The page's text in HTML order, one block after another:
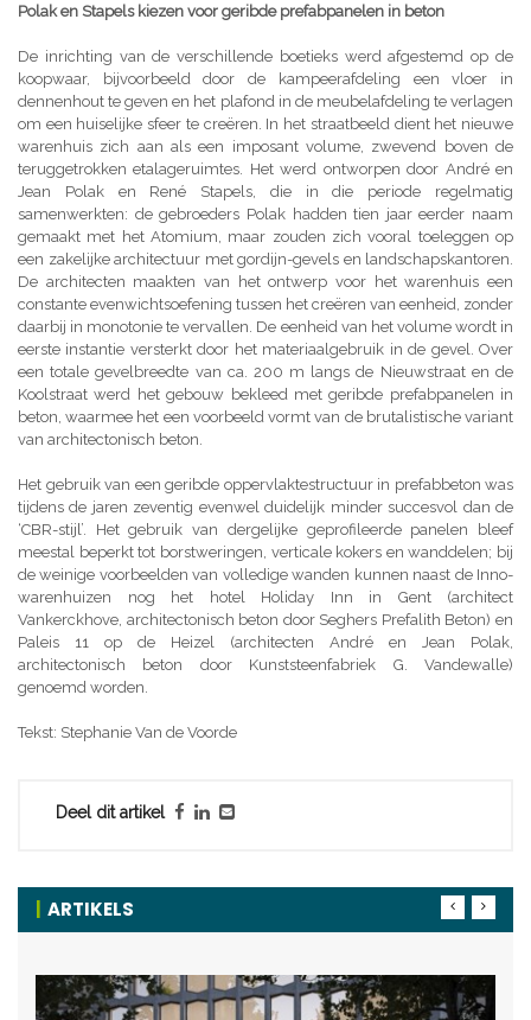
Polak en Stapels kiezen voor geribde prefabpanelen in beton
De inrichting van de verschillende boetieks werd afgestemd op de
koopwaar, bijvoorbeeld door de kampeerafdeling een vloer in
dennenhout te geven en het plafond in de meubelafdeling te verlagen
om een huiselijke sfeer te creëren. In het straatbeeld dient het nieuwe
warenhuis zich aan als een imposant volume, zwevend boven de
teruggetrokken etalageruimtes. Het werd ontworpen door André en
Jean Polak en René Stapels, die in die periode regelmatig
samenwerkten: de gebroeders Polak hadden tien jaar eerder naam
gemaakt met het Atomium, maar zouden zich vooral toeleggen op
een zakelijke architectuur met gordijn-gevels en landschapskantoren.
De architecten maakten van het ontwerp voor het warenhuis een
constante evenwichtsoefening tussen het creëren van eenheid, zonder
daarbij in monotonie te vervallen. De eenheid van het volume wordt in
eerste instantie versterkt door het materiaalgebruik in de gevel. Over
een totale gevelbreedte van ca. 200 m langs de Nieuwstraat en de
Koolstraat werd het gebouw bekleed met geribde prefabpanelen in
beton, waarmee het een voorbeeld vormt van de brutalistische variant
van architectonisch beton.
Het gebruik van een geribde oppervlaktestructuur in prefabbeton was
tijdens de jaren zeventig evenwel duidelijk minder succesvol dan de
‘CBR-stijl’. Het gebruik van dergelijke geprofileerde panelen bleef
meestal beperkt tot borstweringen, verticale kokers en wanddelen; bij
de weinige voorbeelden van volledige wanden kunnen naast de Inno-
warenhuizen nog het hotel Holiday Inn in Gent (architect
Vankerckhove, architectonisch beton door Seghers Prefalith Beton) en
Paleis 11 op de Heizel (architecten André en Jean Polak,
architectonisch beton door Kunststeenfabriek G. Vandewalle)
genoemd worden.
Tekst: Stephanie Van de Voorde
Deel dit artikel
ARTIKELS